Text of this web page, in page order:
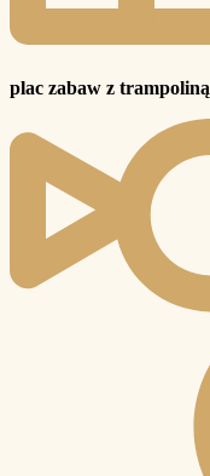
plac zabaw z trampoliną